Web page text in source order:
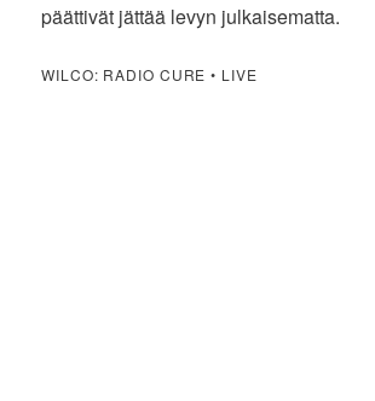
päättivät jättää levyn julkaisematta.
WILCO: RADIO CURE • LIVE